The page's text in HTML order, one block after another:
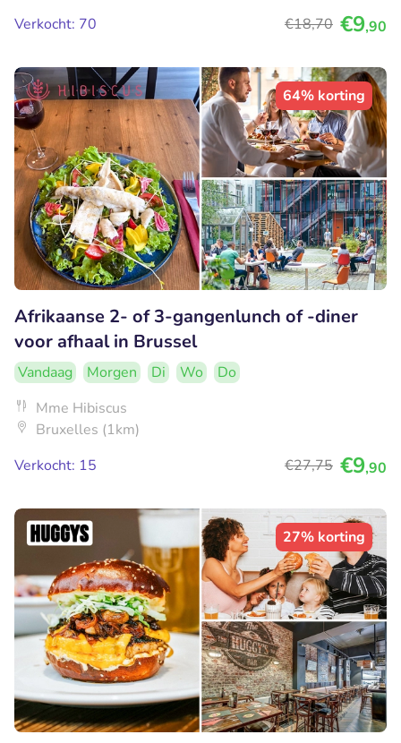
Verkocht: 70 €18,70 €9,90
64% korting
Afrikaanse 2- of 3-gangenlunch of -diner
voor afhaal in Brussel
Vandaag Morgen Di Wo
Do
Mme Hibiscus
Bruxelles (1km)
Verkocht: 15
€27,75 €9,90
27% korting